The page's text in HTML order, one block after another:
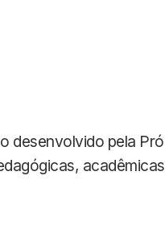
desenvolvido pela